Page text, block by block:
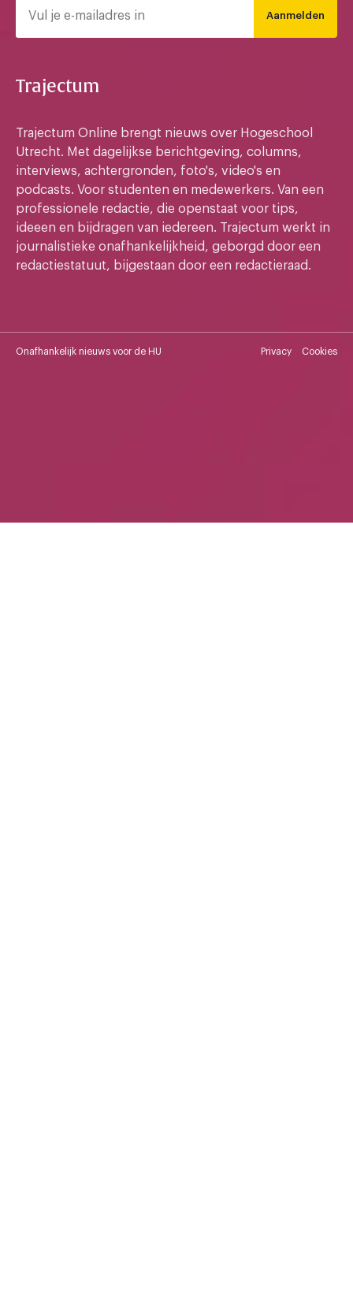
Aanmelden
Trajectum
Trajectum Online brengt nieuws over Hogeschool
Utrecht. Met dagelijkse berichtgeving, columns,
interviews, achtergronden, foto's, video's en
podcasts. Voor studenten en medewerkers. Van een
professionele redactie, die openstaat voor tips,
ideeen en bijdragen van iedereen. Trajectum werkt in
journalistieke onafhankelijkheid, geborgd door een
redactiestatuut, bijgestaan door een redactieraad.
Onafhankelijk nieuws voor de HU Privacy Cookies